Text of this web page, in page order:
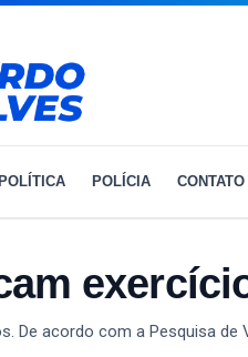
POLÍTICA POLÍCIA CONTATO
De acordo com a Pesquisa de